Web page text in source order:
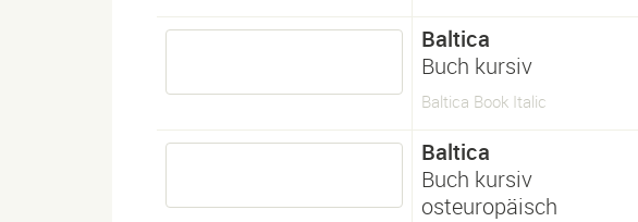
Baltica
Buch kursiv
Baltica Book Italic
Baltica
Buch kursiv
osteuropäisch